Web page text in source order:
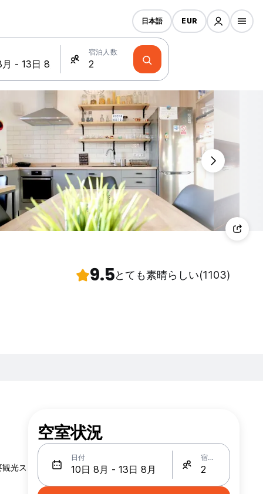
宿泊人数
日本語 EUR
9.5とても素晴らしい(1103)
光ス
空室状況
日付 宿泊人数